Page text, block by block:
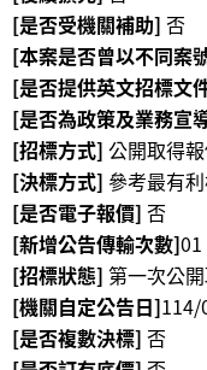
等
專
區
友
善
措
施
服
務
服
務
[是否受機關補助] 否
[本案是否曾以不同案
[是否提供英文招標文
[是否為政策及業務宣
[招標方式] 公開取得
[決標方式] 參考最有
[是否電子報價] 否
[新增公告傳輸次數]01
[招標狀態] 第一次公
[機關自定公告日]114/
[是否複數決標] 否